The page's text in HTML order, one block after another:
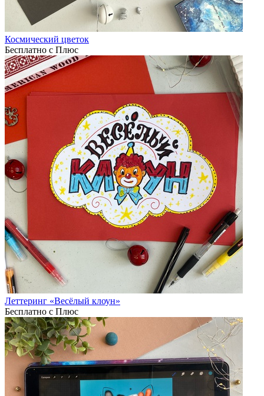
Космический цветок
Бесплатно с Плюс
Леттеринг «Весёлый клоун»
Бесплатно с Плюс